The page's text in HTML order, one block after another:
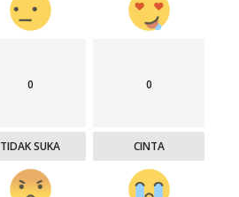
0
TIDAK SUKA
0
CINTA